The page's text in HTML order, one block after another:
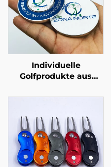
Individuelle
Golfprodukte aus
Logo, hochwertiger 25
Metall-OEM-
Golfballmarker